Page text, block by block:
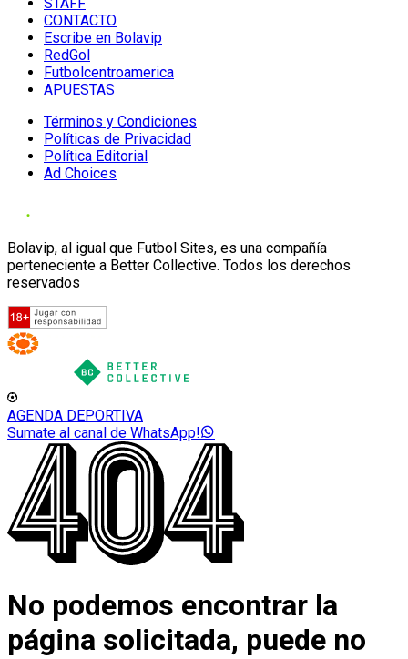
CONTACTO
Escribe en Bolavip
RedGol
Futbolcentroamerica
APUESTAS
Términos y Condiciones
Políticas de Privacidad
Política Editorial
Ad Choices
Bolavip, al igual que Futbol Sites, es una compañía
perteneciente a Better Collective. Todos los derechos
reservados
AGENDA DEPORTIVA
Sumate al canal de WhatsApp!
No podemos encontrar la
página solicitada, puede no